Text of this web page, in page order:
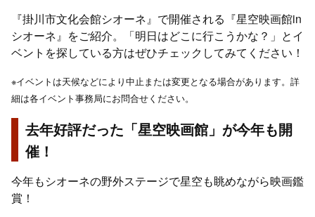
『掛川市文化会館シオーネ』で開催される『星空映画館in
シオーネ』をご紹介。「明日はどこに行こうかな？」とイ
ベントを探している方はぜひチェックしてみてください！
※イベントは天候などにより中止または変更となる場合があります。詳
細は各イベント事務局にお問合せください。
去年好評だった「星空映画館」が今年も開
催！
今年もシオーネの野外ステージで星空も眺めながら映画鑑
賞！